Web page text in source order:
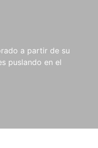
a partir de su
puslando en el